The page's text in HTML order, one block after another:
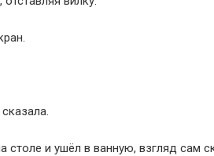
и ушёл в ванную, взгляд сам